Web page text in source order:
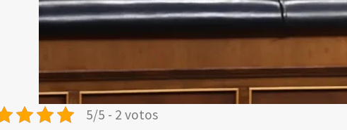
5/5 - 2 votos